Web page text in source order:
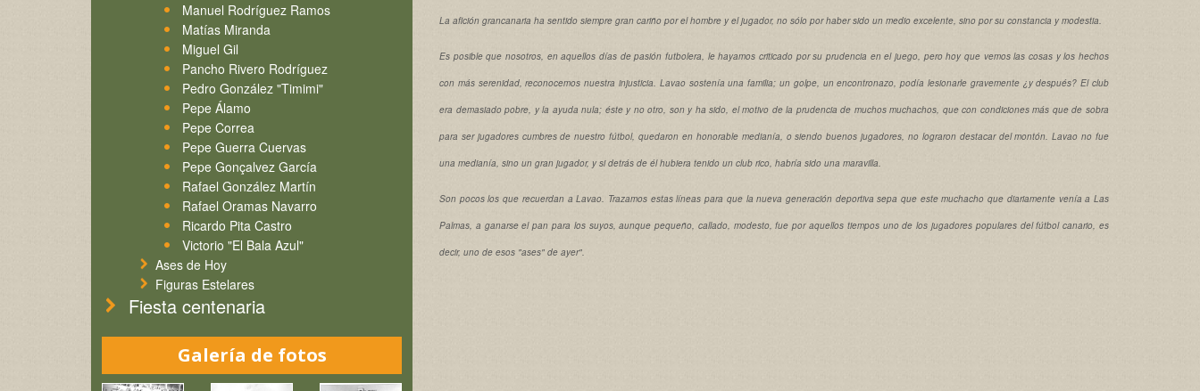
Manuel Rodríguez Ramos
Matías Miranda
Miguel Gil
Pancho Rivero Rodríguez
Pedro González "Timimi"
Pepe Álamo
Pepe Correa
Pepe Guerra Cuervas
Pepe Gonçalvez García
Rafael González Martín
Rafael Oramas Navarro
Ricardo Pita Castro
Victorio "El Bala Azul"
Ases de Hoy
Figuras Estelares
Fiesta centenaria
Galería de fotos
La afición grancanaria ha sentido siempre gran cariño por el hombre y el jugador, no sólo por haber sido un medio excelente, sino por su constancia y modestia.
Es posible que nosotros, en aquellos días de pasión futbolera, le hayamos criticado por su prudencia en el juego, pero hoy que vemos las cosas y los hechos
con más serenidad, reconocemos nuestra injusticia. Lavao sostenía una familia; un golpe, un encontronazo, podía lesionarle gravemente ¿y después? El club
era demasiado pobre, y la ayuda nula; éste y no otro, son y ha sido, el motivo de la prudencia de muchos muchachos, que con condiciones más que de sobra
para ser jugadores cumbres de nuestro fútbol, quedaron en honorable medianía, o siendo buenos jugadores, no lograron destacar del montón. Lavao no fue
una medianía, sino un gran jugador, y si detrás de él hubiera tenido un club rico, habría sido una maravilla.
Son pocos los que recuerdan a Lavao. Trazamos estas líneas para que la nueva generación deportiva sepa que este muchacho que diariamente venía a Las
Palmas, a ganarse el pan para los suyos, aunque pequeño, callado, modesto, fue por aquellos tiempos uno de los jugadores populares del fútbol canario, es
decir, uno de esos "ases" de ayer".